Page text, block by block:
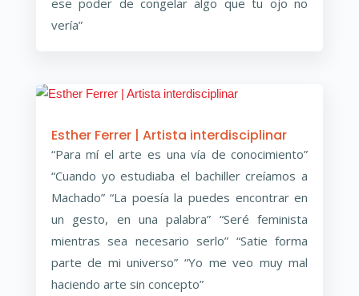
vería”
Esther Ferrer | Artista interdisciplinar
“Para mí el arte es una vía de conocimiento”
“Cuando yo estudiaba el bachiller creíamos a
Machado” “La poesía la puedes encontrar en
un gesto, en una palabra” “Seré feminista
mientras sea necesario serlo” “Satie forma
parte de mi universo” “Yo me veo muy mal
haciendo arte sin concepto”